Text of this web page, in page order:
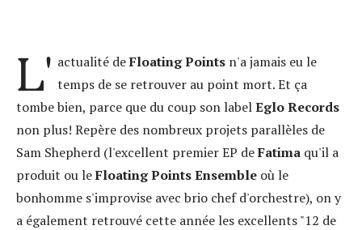
L' actualité deFloating Points n'a jamais eu le
temps de se retrouver au point mort. Et ça
tombe bien, parce que du coup son labelEglo Records
non plus! Repère des nombreux projets parallèles de
Sam Shepherd (l'excellent premier EP deFatima qu'il a
produit ou leFloating Points Ensemble où le
bonhomme s'improvise avec brio chef d'orchestre), on y
a également retrouvé cette année les excellents "12 de